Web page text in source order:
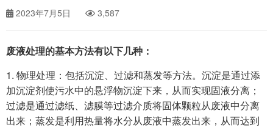
2023年7月5日 3,587
废液处理的基本方法有以下几种：
1. 物理处理：包括沉淀、过滤和蒸发等方法。沉淀是通过添
加沉淀剂使污水中的悬浮物沉淀下来，从而实现固液分离；
过滤是通过滤纸、滤膜等过滤介质将固体颗粒从废液中分离
出来；蒸发是利用热量将水分从废液中蒸发出来，从而达到